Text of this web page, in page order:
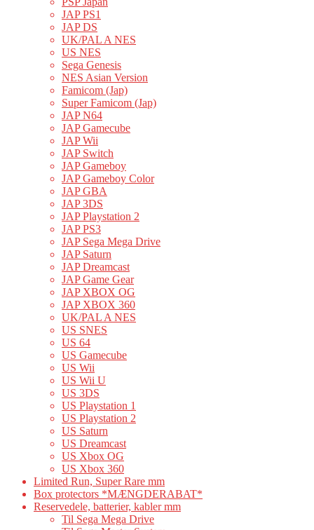
JAP PS1
JAP DS
UK/PAL A NES
US NES
Sega Genesis
NES Asian Version
Famicom (Jap)
Super Famicom (Jap)
JAP N64
JAP Gamecube
JAP Wii
JAP Switch
JAP Gameboy
JAP Gameboy Color
JAP GBA
JAP 3DS
JAP Playstation 2
JAP PS3
JAP Sega Mega Drive
JAP Saturn
JAP Dreamcast
JAP Game Gear
JAP XBOX OG
JAP XBOX 360
UK/PAL A NES
US SNES
US 64
US Gamecube
US Wii
US Wii U
US 3DS
US Playstation 1
US Playstation 2
US Saturn
US Dreamcast
US Xbox OG
US Xbox 360
Limited Run, Super Rare mm
Box protectors *MÆNGDERABAT*
Reservedele, batterier, kabler mm
Til Sega Mega Drive